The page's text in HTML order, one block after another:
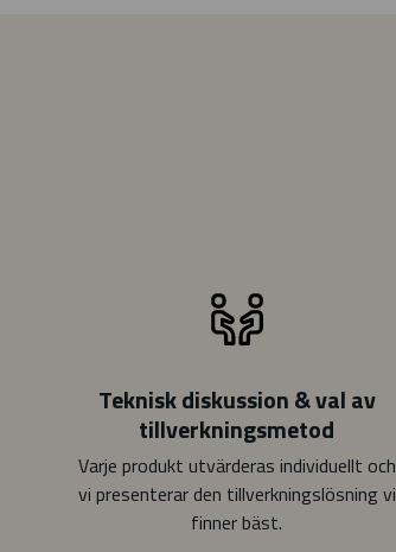
Teknisk diskussion & val av
tillverkningsmetod
Varje produkt utvärderas individuellt och
vi presenterar den tillverkningslösning vi
finner bäst.